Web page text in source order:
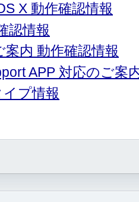
X 動作確認情報
認情報
内 動作確認情報
APP 対応のご案
プ情報